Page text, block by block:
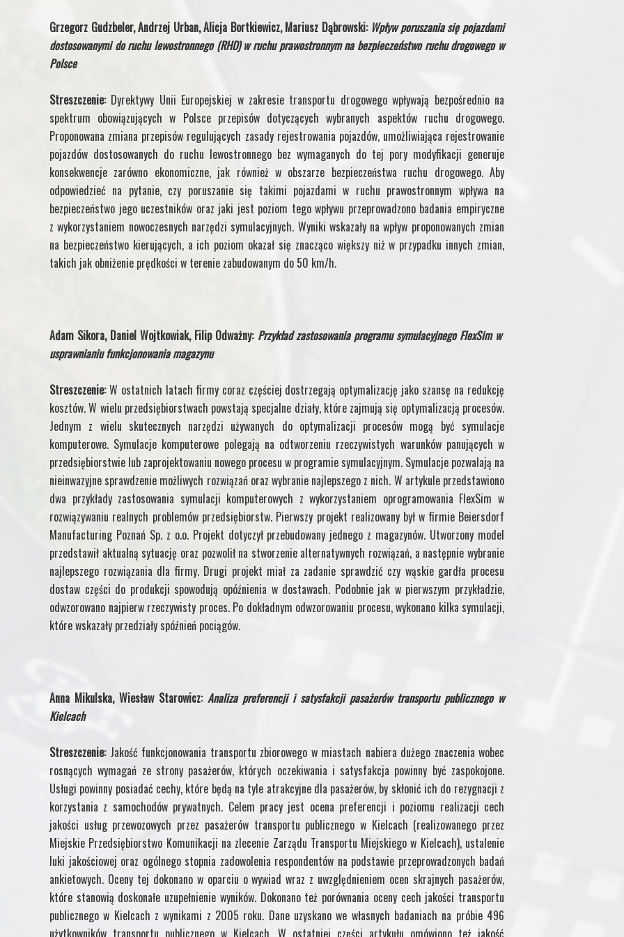
Grzegorz Gudzbeler, Andrzej Urban,Alicja Bortkiewicz, Mariusz Dąbrowski: Wpływ poruszania się pojazdami
dostosowanymi do ruchu lewostronnego (RHD) w ruchu prawostronnym na bezpieczeństwo ruchu drogowego w
Polsce
Streszczenie: Dyrektywy Unii Europejskiej w zakresie transportu drogowego wpływają bezpośrednio na
spektrum obowiązujących w Polsce przepisów dotyczących wybranych aspektów ruchu drogowego.
Proponowana zmiana przepisów regulujących zasady rejestrowania pojazdów, umożliwiająca rejestrowanie
pojazdów dostosowanych do ruchu lewostronnego bez wymaganych do tej pory modyfikacji generuje
konsekwencje zarówno ekonomiczne, jak również w obszarze bezpieczeństwa ruchu drogowego. Aby
odpowiedzieć na pytanie, czy poruszanie się takimi pojazdami w ruchu prawostronnym wpływa na
bezpieczeństwo jego uczestników oraz jaki jest poziom tego wpływu przeprowadzono badania empiryczne
z wykorzystaniem nowoczesnych narzędzi symulacyjnych. Wyniki wskazały na wpływ proponowanych zmian
na bezpieczeństwo kierujących, a ich poziom okazał się znacząco większy niż w przypadku innych zmian,
takich jak obniżenie prędkości w terenie zabudowanym do 50 km/h.
Adam Sikora, Daniel Wojtkowiak, Filip Odważny: Przykład zastosowania programu symulacyjnego FlexSim w
usprawnianiu funkcjonowania magazynu
Streszczenie:W ostatnich latach firmy coraz częściej dostrzegają optymalizację jako szansę na redukcję
kosztów. W wielu przedsiębiorstwach powstają specjalne działy, które zajmują się optymalizacją procesów.
Jednym z wielu skutecznych narzędzi używanych do optymalizacji procesów mogą być symulacje
komputerowe. Symulacje komputerowe polegają na odtworzeniu rzeczywistych warunków panujących w
przedsiębiorstwie lub zaprojektowaniu nowego procesu w programie symulacyjnym. Symulacje pozwalają na
nieinwazyjne sprawdzenie możliwych rozwiązań oraz wybranie najlepszego z nich. W artykule przedstawiono
dwa przykłady zastosowania symulacji komputerowych z wykorzystaniem oprogramowania FlexSim w
rozwiązywaniu realnych problemów przedsiębiorstw. Pierwszy projekt realizowany był w firmie Beiersdorf
Manufacturing Poznań Sp. z o.o. Projekt dotyczył przebudowany jednego z magazynów. Utworzony model
przedstawił aktualną sytuację oraz pozwolił na stworzenie alternatywnych rozwiązań, a następnie wybranie
najlepszego rozwiązania dla firmy. Drugi projekt miał za zadanie sprawdzić czy wąskie gardła procesu
dostaw części do produkcji spowodują opóźnienia w dostawach. Podobnie jak w pierwszym przykładzie,
odwzorowano najpierw rzeczywisty proces. Po dokładnym odwzorowaniu procesu, wykonano kilka symulacji,
które wskazały przedziały spóźnień pociągów.
Anna Mikulska, Wiesław Starowicz: Analiza preferencji i satysfakcji pasażerów transportu publicznego w
Kielcach
Streszczenie: Jakość funkcjonowania transportu zbiorowego w miastach nabiera dużego znaczenia wobec
rosnących wymagań ze strony pasażerów, których oczekiwania i satysfakcja powinny być zaspokojone.
Usługi powinny posiadać cechy, które będą na tyle atrakcyjne dla pasażerów, by skłonić ich do rezygnacji z
korzystania z samochodów prywatnych. Celem pracy jest ocena preferencji i poziomu realizacji cech
jakości usług przewozowych przez pasażerów transportu publicznego w Kielcach (realizowanego przez
Miejskie Przedsiębiorstwo Komunikacji na zlecenie Zarządu Transportu Miejskiego w Kielcach), ustalenie
luki jakościowej oraz ogólnego stopnia zadowolenia respondentów na podstawie przeprowadzonych badań
ankietowych. Oceny tej dokonano w oparciu o wywiad wraz z uwzględnieniem ocen skrajnych pasażerów,
które stanowią doskonałe uzupełnienie wyników. Dokonano też porównania oceny cech jakości transportu
publicznego w Kielcach z wynikami z 2005 roku. Dane uzyskano we własnych badaniach na próbie 496